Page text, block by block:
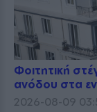
Φοιτητική
ανόδου στα
2026-08-09